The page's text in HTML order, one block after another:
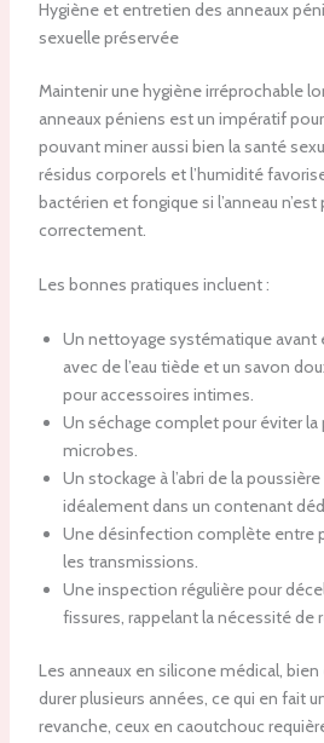
Hygiène et entretien des anneaux
sexuelle préservée
Maintenir une hygiène irréprochable
anneaux péniens est un impératif
pouvant miner aussi bien la santé
résidus corporels et l’humidité
bactérien et fongique si l’anneau
correctement.
Les bonnes pratiques incluent :
Un nettoyage systématique avant
avec de l’eau tiède et un savon
pour accessoires intimes.
Un séchage complet pour éviter
microbes.
Un stockage à l’abri de la
idéalement dans un contenant
Une désinfection complète entre
les transmissions.
Une inspection régulière pour
fissures, rappelant la nécessité de
Les anneaux en silicone médical,
durer plusieurs années, ce qui en fait
revanche, ceux en caoutchouc